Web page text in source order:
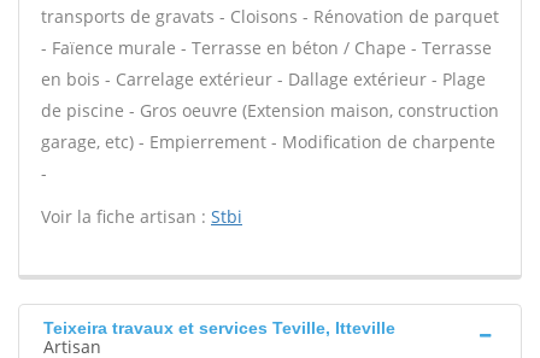
transports de gravats - Cloisons - Rénovation de parquet
- Faïence murale - Terrasse en béton / Chape - Terrasse
en bois - Carrelage extérieur - Dallage extérieur - Plage
de piscine - Gros oeuvre (Extension maison, construction
garage, etc) - Empierrement - Modification de charpente
-
Voir la fiche artisan : Stbi
Teixeira travaux et services Teville, Itteville
Artisan